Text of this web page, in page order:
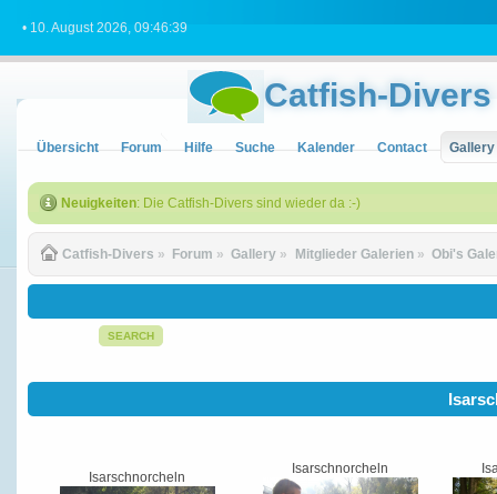
• 10. August 2026, 09:46:39
Catfish-Divers
Übersicht Forum Hilfe Suche Kalender Contact Gallery
Neuigkeiten: Die Catfish-Divers sind wieder da :-)
Catfish-Divers » Forum » Gallery » Mitglieder Galerien» Obi's
SEARCH
Isarschnorcheln
Isarschnorcheln